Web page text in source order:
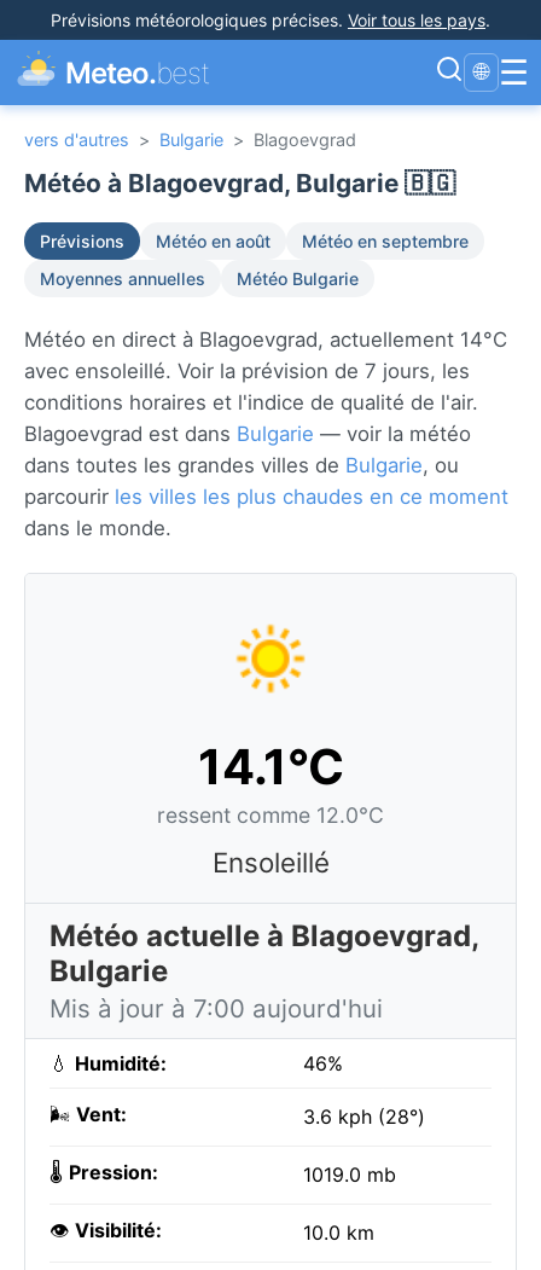
Prévisions météorologiques précises. Voir tous les pays.
Meteo.best 🌐 ☰
vers d'autres > Bulgarie > Blagoevgrad
Météo à Blagoevgrad, Bulgarie 🇧🇬
Prévisions Météo en août
Météo en septembre
Moyennes annuelles
Météo Bulgarie
Météo en direct à Blagoevgrad, actuellement 14°C
avec ensoleillé. Voir la prévision de 7 jours, les
conditions horaires et l'indice de qualité de l'air.
Blagoevgrad est dans Bulgarie — voir la météo
dans toutes les grandes villes de Bulgarie, ou
parcourir les villes les plus chaudes en ce moment
dans le monde.
14.1°C
ressent comme 12.0°C
Ensoleillé
Météo actuelle à Blagoevgrad,
Bulgarie
Mis à jour à 7:00 aujourd'hui
💧 Humidité: 46%
🌬️ Vent: 3.6 kph (28°)
🌡️ Pression: 1019.0 mb
👁️ Visibilité: 10.0 km